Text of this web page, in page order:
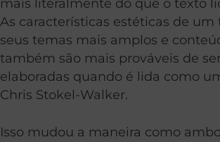
mais literalmente do que o texto
As características estéticas de um
seus temas mais amplos e
também são mais prováveis de
elaboradas quando é lida como
Chris Stokel-Walker.
Isso mudou a maneira como